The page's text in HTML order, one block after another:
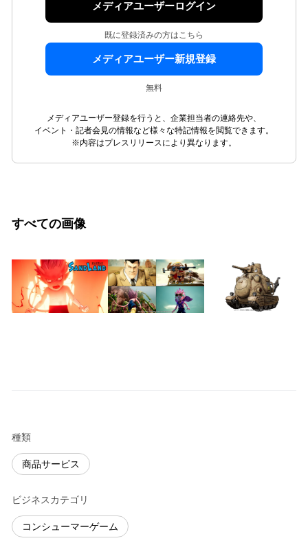
メディアユーザーログイン
既に登録済みの方はこちら
メディアユーザー新規登録
無料
メディアユーザー登録を行うと、企業担当者の連絡先や、
イベント・記者会見の情報など様々な特記情報を閲覧できます。
※内容はプレスリリースにより異なります。
すべての画像
種類
商品サービス
ビジネスカテゴリ
コンシューマーゲーム